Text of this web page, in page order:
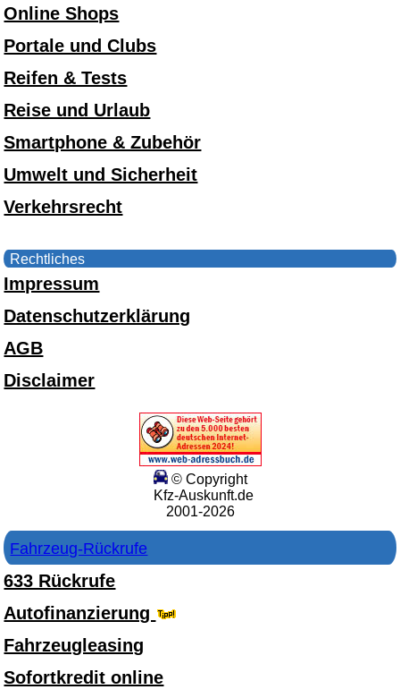
Online Shops
Portale und Clubs
Reifen & Tests
Reise und Urlaub
Smartphone & Zubehör
Umwelt und Sicherheit
Verkehrsrecht
Rechtliches
Impressum
Datenschutzerklärung
AGB
Disclaimer
© Copyright
Kfz-Auskunft.de
2001-2026
Fahrzeug-Rückrufe
633 Rückrufe
Autofinanzierung
Fahrzeugleasing
Sofortkredit online